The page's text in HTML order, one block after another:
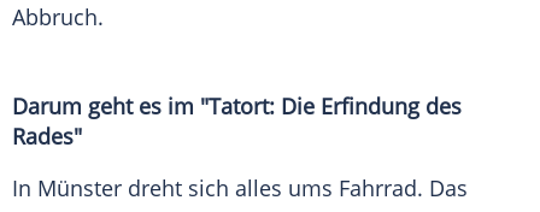
Abbruch.
Darum geht es im "Tatort: Die Erfindung des
Rades"
In Münster dreht sich alles ums Fahrrad. Das